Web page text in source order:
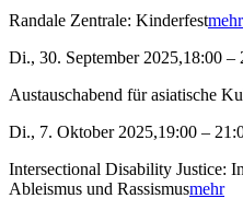
Randale Zentrale: Kinderfestmehr
Di., 30. September 2025,18:00 –
Austauschabend für asiatische
Di., 7. Oktober 2025,19:00 –
Intersectional Disability Justice:
Ableismus und Rassismusmehr